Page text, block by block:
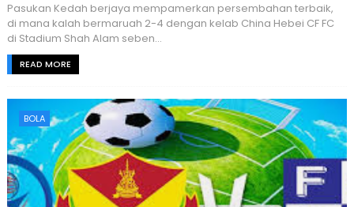
Pasukan Kedah berjaya mempamerkan persembahan terbaik,
di mana kalah bermaruah 2-4 dengan kelab China Hebei CF FC
di Stadium Shah Alam seben...
READ MORE
BOLA